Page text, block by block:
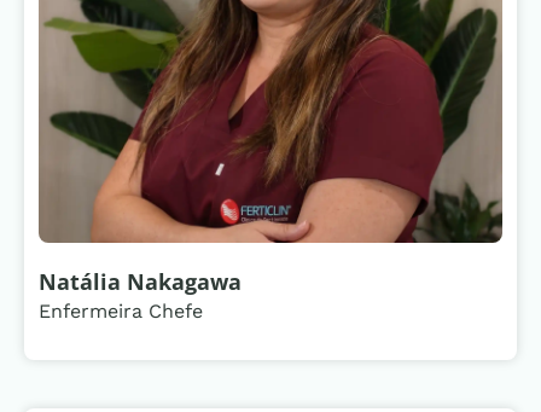
Natália Nakagawa
Enfermeira Chefe